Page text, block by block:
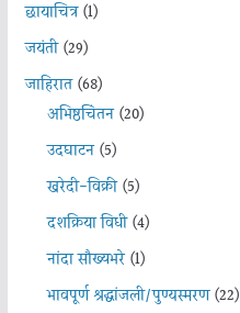
छायाचित्र(1)
जयंती(29)
जाहिरात(68)
अभिष्ठचिंतन(20)
उदघाटन(5)
खरेदी-विक्री(5)
दशक्रिया विधी(4)
नांदा सौख्यभरे(1)
भावपूर्ण श्रद्धांजली/पुण्यस्मरण(22)